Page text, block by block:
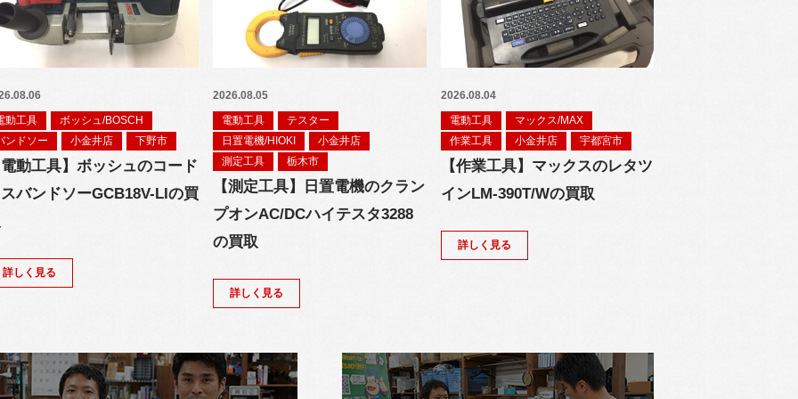
動工具
ボッシュ/BOSCH
ンドソー
小金井店 下野市
動工具】ボッシュのコード
バンドソーGCB18V-LIの買
詳しく見る
2026.08.05
電動工具
テスター
日置電機/HIOKI
小金井店
測定工具
栃木市
【測定工具】日置電機のクラン
プオンAC/DCハイテスタ3288
の買取
詳しく見る
2026.08.04
電動工具
マックス/MAX
作業工具
小金井店 宇都宮市
【作業工具】マックスのレタツ
インLM-390T/Wの買取
詳しく見る